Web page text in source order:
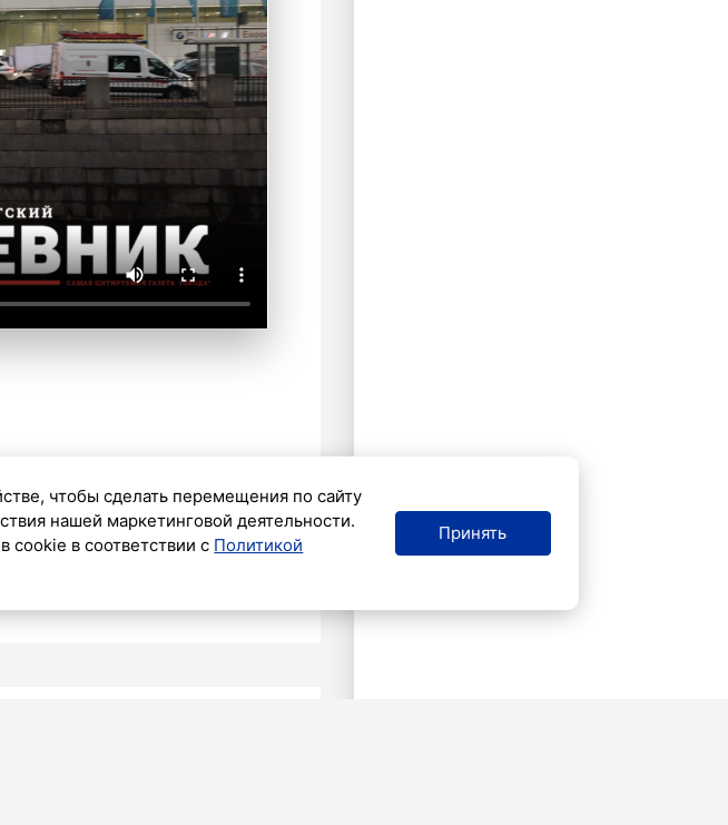
чтобы сделать перемещения по сайту
нашей маркетинговой деятельности.
cookie в соответствии с Политикой
Принять